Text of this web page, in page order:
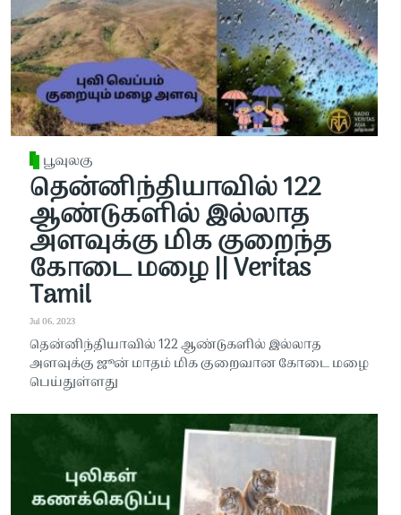
பூவுலகு
தென்னிந்தியாவில் 122
ஆண்டுகளில் இல்லாத
அளவுக்கு மிக குறைந்த
கோடை மழை || Veritas
Tamil
Jul 06, 2023
தென்னிந்தியாவில் 122 ஆண்டுகளில் இல்லாத
அளவுக்கு ஜூன் மாதம் மிக குறைவான கோடை மழை
பெய்துள்ளது